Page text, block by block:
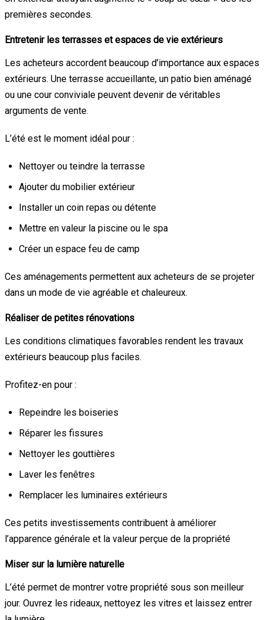
premières secondes.
Entretenir les terrasses et espaces de vie extérieurs
Les acheteurs accordent beaucoup d’importance aux espaces
extérieurs. Une terrasse accueillante, un patio bien aménagé
ou une cour conviviale peuvent devenir de véritables
arguments de vente.
L’été est le moment idéal pour :
Nettoyer ou teindre la terrasse
Ajouter du mobilier extérieur
Installer un coin repas ou détente
Mettre en valeur la piscine ou le spa
Créer un espace feu de camp
Ces aménagements permettent aux acheteurs de se projeter
dans un mode de vie agréable et chaleureux.
Réaliser de petites rénovations
Les conditions climatiques favorables rendent les travaux
extérieurs beaucoup plus faciles.
Profitez-en pour :
Repeindre les boiseries
Réparer les fissures
Nettoyer les gouttières
Laver les fenêtres
Remplacer les luminaires extérieurs
Ces petits investissements contribuent à améliorer
l’apparence générale et la valeur perçue de la propriété
Miser sur la lumière naturelle
L’été permet de montrer votre propriété sous son meilleur
jour. Ouvrez les rideaux, nettoyez les vitres et laissez entrer